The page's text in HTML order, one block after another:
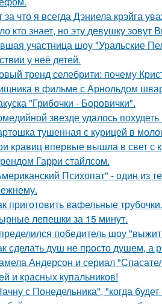
за что я всегда Дэниела крэйга
кто знает, но эту девушку зовут
участница шоу "Уральские
у неё детей.
тренд селебрити: почему
в фильме с Арнольдом
"Грибочки - Боровички".
звезде удалось
тушенная с курицей в
кравиц впервые вышла в свет с
Гарри стайлсом.
Психопат" - один из
приготовить вафельные трубочки.
лепешки за 15 минут.
победитель шоу
сделать душ не просто душем, а
Андерсон и сериал
и красных купальников!
с Понедельника", "когда